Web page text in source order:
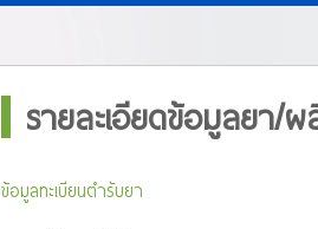
รายละเอียดข้อมูลยา/
ข้อมูลทะเบียนตำรับยา